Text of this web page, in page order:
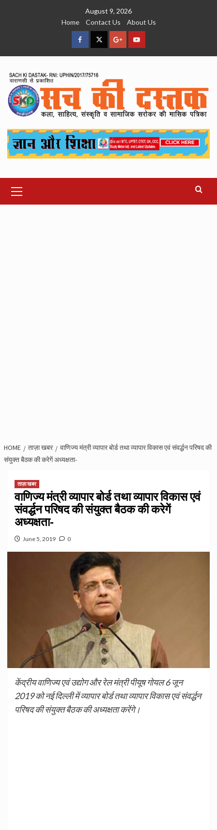
August 9, 2026
Home
Contact Us About Us
facebookTwitterGoogleYouTube
Menu
HOME ताज़ा खबर
वाणिज्य मंत्री व्यापार बोर्ड तथा व्यापार विकास एवं संवर्द्धन परिषद की
संयुक्त बैठक की करेगें अध्यक्षता-
ताज़ा खबर
वाणिज्य मंत्री व्यापार बोर्ड तथा व्यापार विकास एवं
संवर्द्धन परिषद की संयुक्त बैठक की करेगें
अध्यक्षता-
June 5, 2019 0
केंद्रीय वाणिज्य एवं उद्योग और रेल मंत्री पीयूष गोयल 6 जून
2019 को नई दिल्ली में व्यापार बोर्ड तथा व्यापार विकास एवं संवर्द्धन
परिषद की संयुक्त बैठक की अध्यक्षता करेंगे।